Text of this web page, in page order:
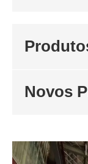
Novos